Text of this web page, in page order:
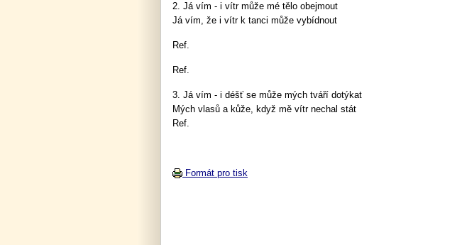
2. Já vím - i vítr může mé tělo obejmout
Já vím, že i vítr k tanci může vybídnout
Ref.
Ref.
3. Já vím - i déšť se může mých tváří dotýkat
Mých vlasů a kůže, když mě vítr nechal stát
Ref.
Formát pro tisk